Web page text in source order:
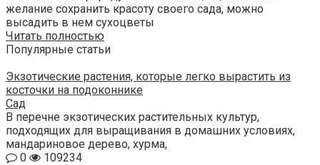
желание сохранить красоту своего сада, можно
высадить в нем сухоцветы
Читать полностью
Популярные статьи
Экзотические растения, которые легко вырастить из
косточки на подоконнике
Сад
В перечне экзотических растительных культур,
подходящих для выращивания в домашних условиях,
мандариновое дерево, хурма,
0
109234